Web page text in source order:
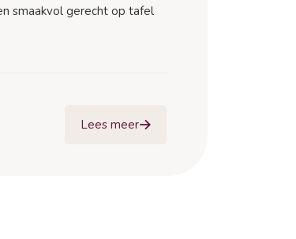
smaakvol gerecht op tafel
Lees meer